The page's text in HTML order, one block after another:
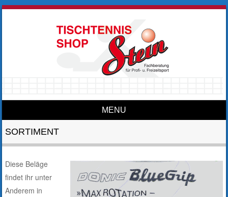
MENU
Skip to content
SORTIMENT
Diese Beläge
findet ihr unter
Anderem in